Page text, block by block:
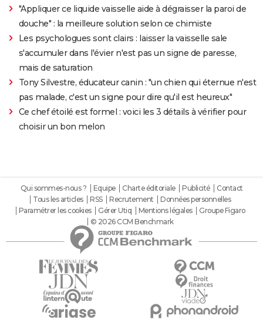
"Appliquer ce liquide vaisselle aide à dégraisser la paroi de
douche" : la meilleure solution selon ce chimiste
Les psychologues sont clairs : laisser la vaisselle sale
s'accumuler dans l'évier n'est pas un signe de paresse,
mais de saturation
Tony Silvestre, éducateur canin : "un chien qui éternue n'est
pas malade, c'est un signe pour dire qu'il est heureux"
Ce chef étoilé est formel : voici les 3 détails à vérifier pour
choisir un bon melon
Qui sommes-nous ? Equipe Charte éditoriale Publicité
Contact
Tous les articles
RSS Recrutement
Données personnelles
Paramétrer les cookies
Gérer Utiq Mentions légales
Groupe Figaro
© 2026 CCM Benchmark